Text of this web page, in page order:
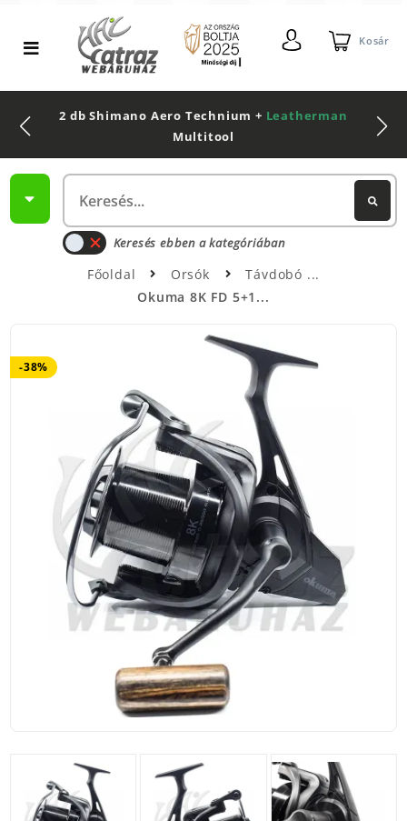
Kosár
2 db Shimano Aero Technium + Leatherman
Multitool
Keresés ebben a kategóriában
Főoldal Orsók
Távdobó
Okuma 8K FD 5+1...
-38%